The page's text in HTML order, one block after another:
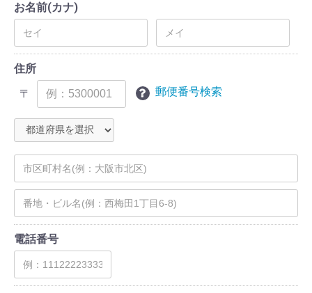
お名前(カナ)
住所
〒
郵便番号検索
電話番号